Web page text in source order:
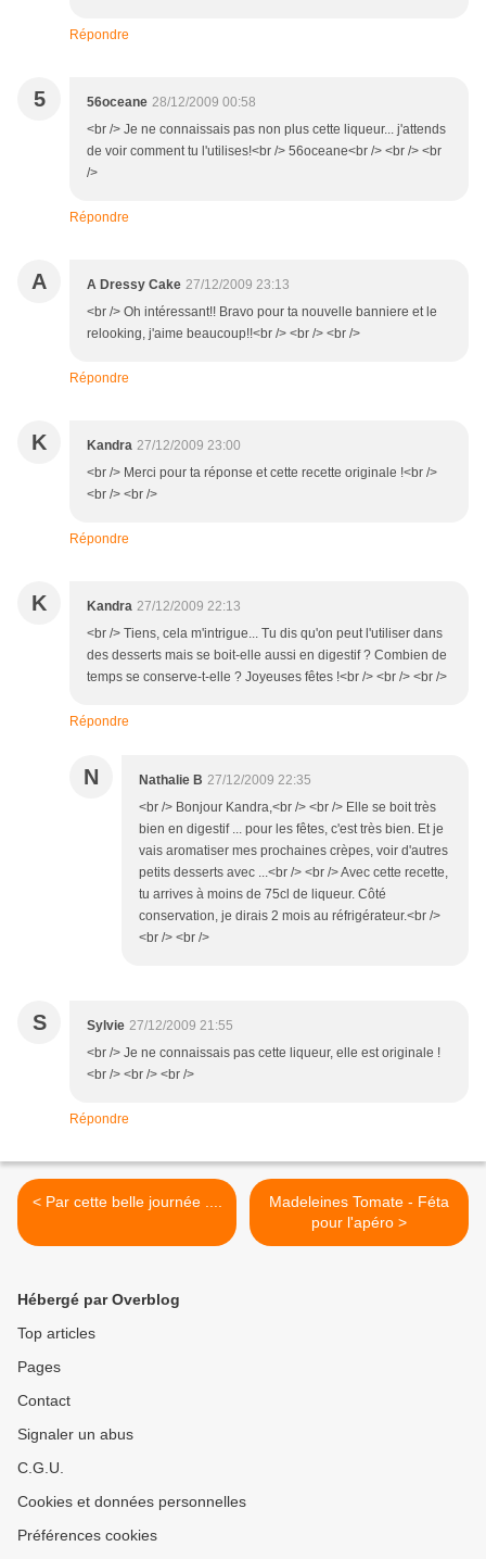
Répondre
5 56oceane 28/12/2009 00:58
<br /> Je ne connaissais pas non plus cette liqueur... j'attends
de voir comment tu l'utilises!<br /> 56oceane<br /> <br /> <br
/>
Répondre
A A Dressy Cake 27/12/2009 23:13
<br /> Oh intéressant!! Bravo pour ta nouvelle banniere et le
relooking, j'aime beaucoup!!<br /> <br /> <br />
Répondre
K Kandra 27/12/2009 23:00
<br /> Merci pour ta réponse et cette recette originale !<br />
<br /> <br />
Répondre
K Kandra 27/12/2009 22:13
<br /> Tiens, cela m'intrigue... Tu dis qu'on peut l'utiliser dans
des desserts mais se boit-elle aussi en digestif ? Combien de
temps se conserve-t-elle ? Joyeuses fêtes !<br /> <br /> <br />
Répondre
N Nathalie B 27/12/2009 22:35
<br /> Bonjour Kandra,<br /> <br /> Elle se boit très
bien en digestif ... pour les fêtes, c'est très bien. Et je
vais aromatiser mes prochaines crèpes, voir d'autres
petits desserts avec ...<br /> <br /> Avec cette recette,
tu arrives à moins de 75cl de liqueur. Côté
conservation, je dirais 2 mois au réfrigérateur.<br />
<br /> <br />
S Sylvie 27/12/2009 21:55
<br /> Je ne connaissais pas cette liqueur, elle est originale !
<br /> <br /> <br />
Répondre
< Par cette belle journée ....
Madeleines Tomate - Féta
pour l'apéro >
Hébergé par Overblog
Top articles
Pages
Contact
Signaler un abus
C.G.U.
Cookies et données personnelles
Préférences cookies